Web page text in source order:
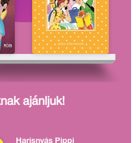
ajánljuk!
Harisnyás Pippi